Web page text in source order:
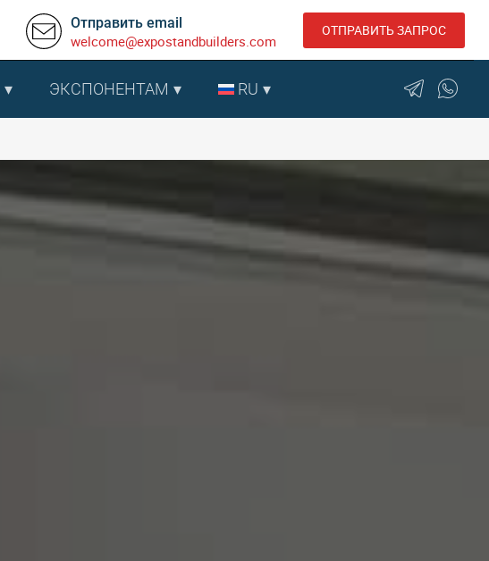
Отправить email
welcome@expostandbuilders.com
ОТПРАВИТЬ ЗАПРОС
ЭКСПОНЕНТАМ RU